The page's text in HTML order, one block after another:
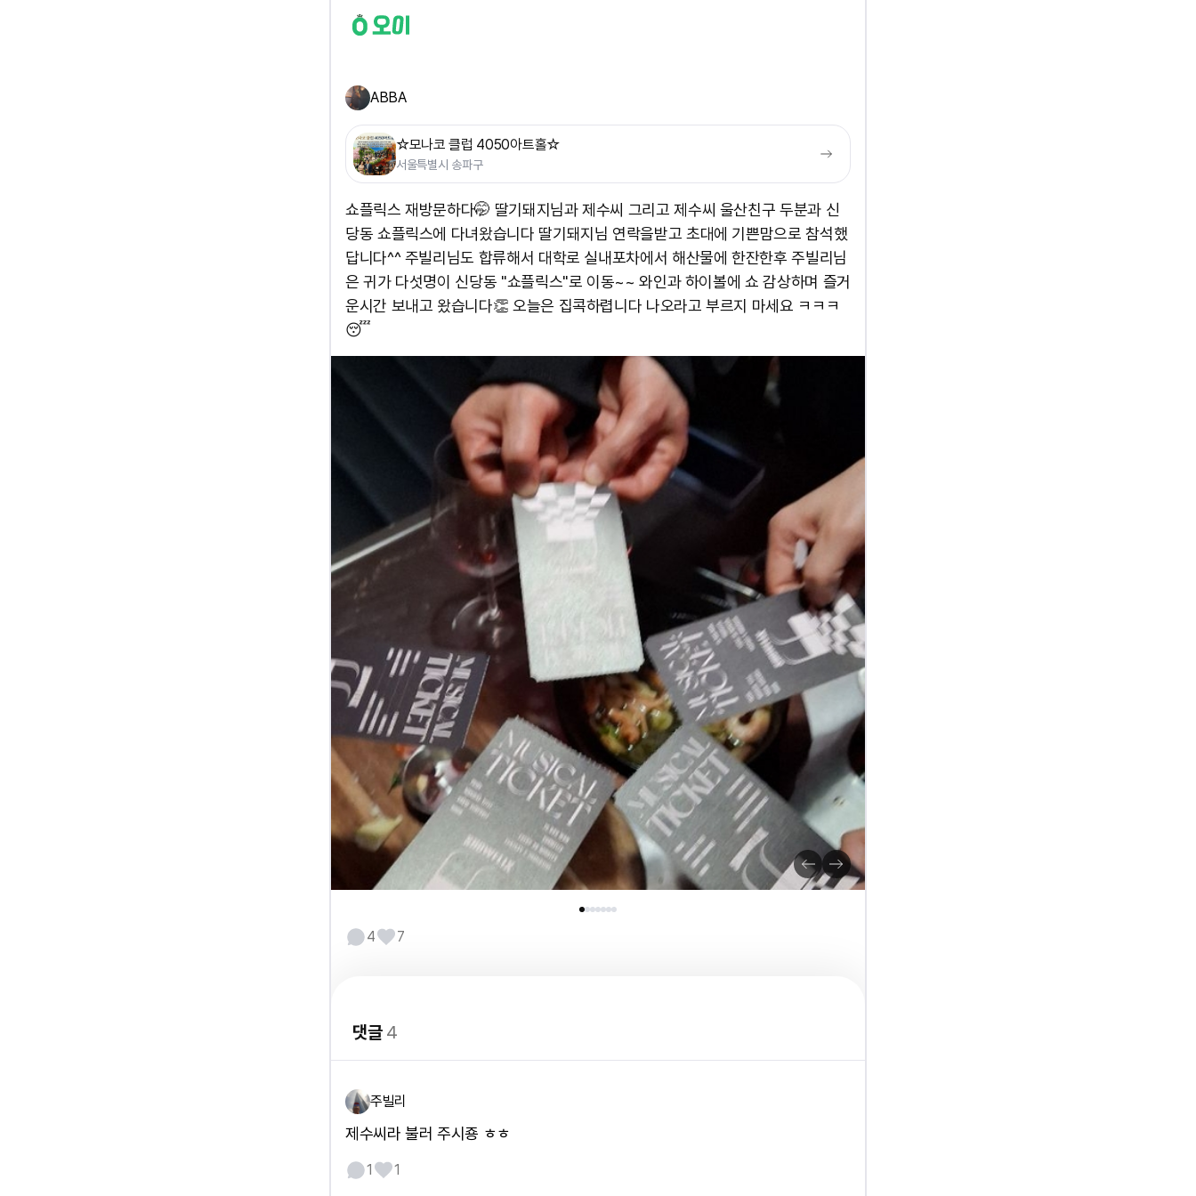
ABBA
☆모나코 클럽 4050아트홀☆
서울특별시 송파구
쇼플릭스 재방문하다🤭 딸기돼지님과 제수씨 그리고 제수씨 울산친구 두분과 신
당동 쇼플릭스에 다녀왔습니다 딸기돼지님 연락을받고 초대에 기쁜맘으로 참석했
답니다^^ 주빌리님도 합류해서 대학로 실내포차에서 해산물에 한잔한후 주빌리님
은 귀가 다섯명이 신당동 "쇼플릭스"로 이동~~ 와인과 하이볼에 쇼 감상하며 즐거
운시간 보내고 왔습니다👏 오늘은 집콕하렵니다 나오라고 부르지 마세요 ㅋㅋㅋ
😴 ​
4 7
댓글4
주빌리
제수씨라 불러 주시죵 ㅎㅎ
1 1